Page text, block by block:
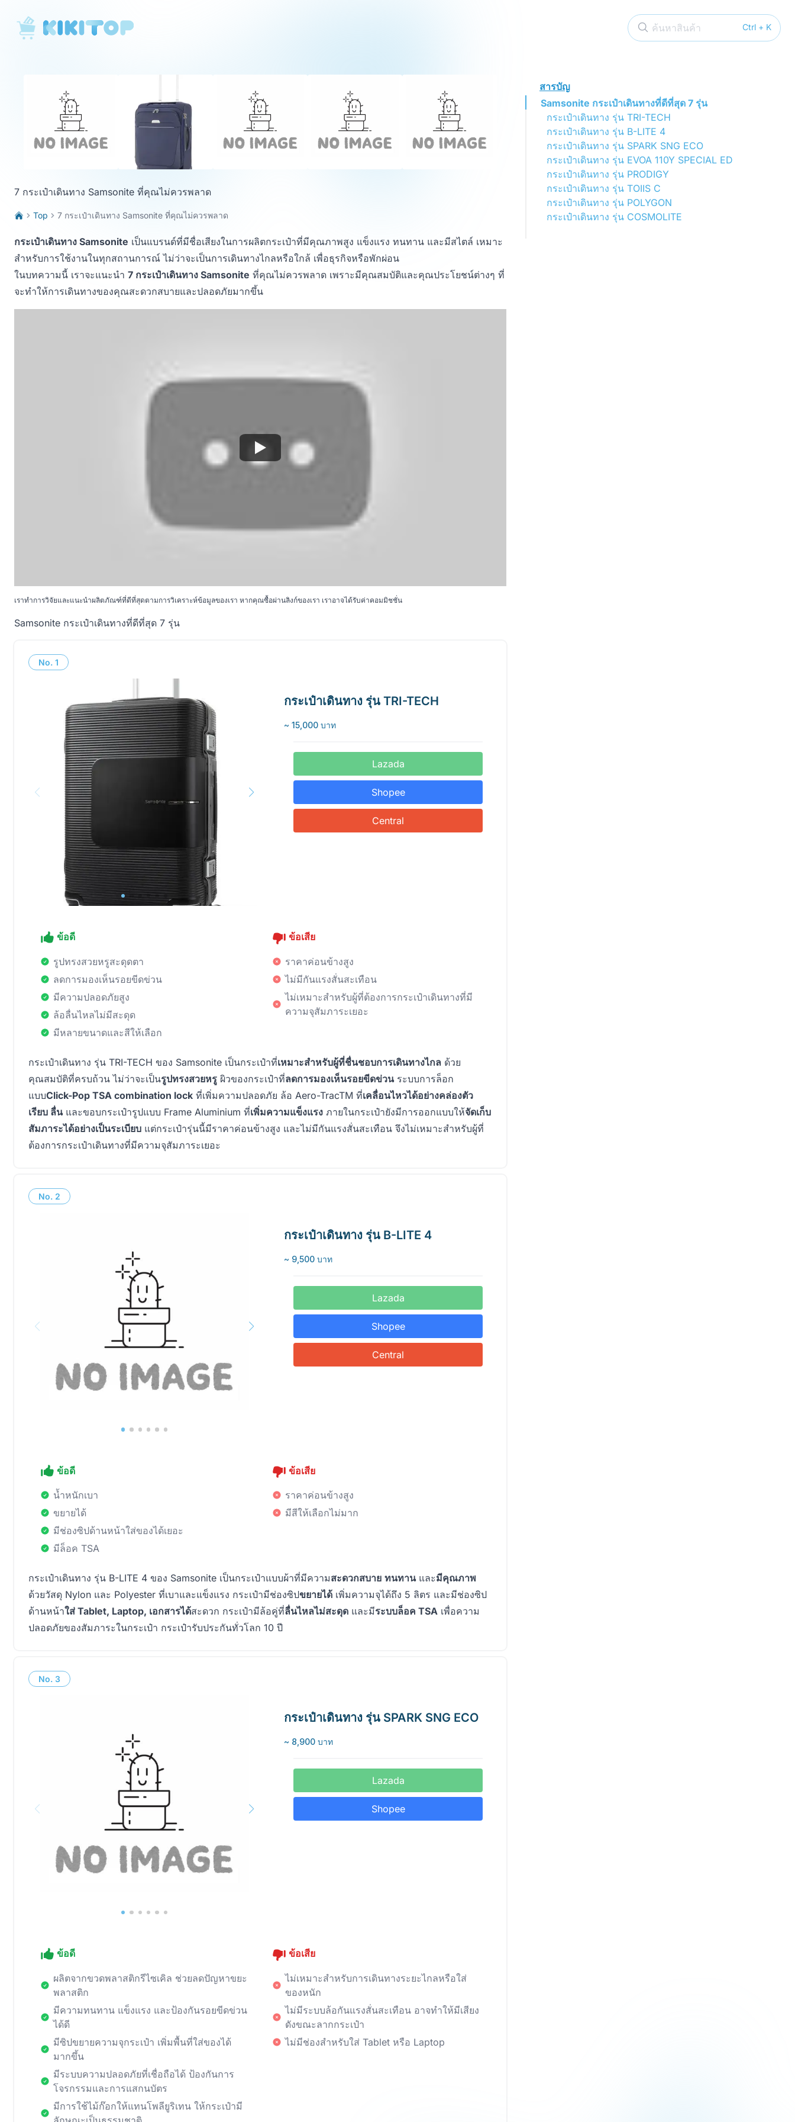
KikiTop Ctrl + K
ค้นหาสินค้า
7 กระเป๋าเดินทาง Samsonite ที่คุณไม่ควรพลาด
Top 7 กระเป๋าเดินทาง Samsonite ที่คุณไม่ควรพลาด
กระเป๋าเดินทาง Samsonite เป็นแบรนด์ที่มีชื่อเสียงในการผลิตกระเป๋าที่มีคุณภาพสูง แข็งแรง ทนทาน และมีสไตล์ เหมาะ
สำหรับการใช้งานในทุกสถานการณ์ ไม่ว่าจะเป็นการเดินทางไกลหรือใกล้ เพื่อธุรกิจหรือพักผ่อน
ในบทความนี้ เราจะแนะนำ 7 กระเป๋าเดินทาง Samsonite ที่คุณไม่ควรพลาด เพราะมีคุณสมบัติและคุณประโยชน์ต่างๆ ที่
จะทำให้การเดินทางของคุณสะดวกสบายและปลอดภัยมากขึ้น
เราทำการวิจัยและแนะนำผลิตภัณฑ์ที่ดีที่สุดตามการวิเคราะห์ข้อมูลของเรา หากคุณซื้อผ่านลิงก์ของเรา เราอาจได้รับค่าคอมมิชชั่น
Samsonite กระเป๋าเดินทางที่ดีที่สุด 7 รุ่น
No. 1
กระเป๋าเดินทาง รุ่น TRI-TECH
~ 15,000 บาท
Lazada
Shopee
Central
ข้อดี
รูปทรงสวยหรูสะดุดตา
ลดการมองเห็นรอยขีดข่วน
มีความปลอดภัยสูง
ล้อลื่นไหลไม่มีสะดุด
มีหลายขนาดและสีให้เลือก
ข้อเสีย
ราคาค่อนข้างสูง
ไม่มีกันแรงสั่นสะเทือน
ไม่เหมาะสำหรับผู้ที่ต้องการกระเป๋าเดินทางที่มี
ความจุสัมภาระเยอะ
กระเป๋าเดินทาง รุ่น TRI-TECH ของ Samsonite เป็นกระเป๋าที่เหมาะสำหรับผู้ที่ชื่นชอบการเดินทางไกล ด้วย
คุณสมบัติที่ครบถ้วน ไม่ว่าจะเป็นรูปทรงสวยหรู ผิวของกระเป๋าที่ลดการมองเห็นรอยขีดข่วนระบบการล็อก
แบบClick-Pop TSA combination lock ที่เพิ่มความปลอดภัย ล้อ Aero-TracTM ที่เคลื่อนไหวได้อย่างคล่องตัว
เรียบ ลื่นและขอบกระเป๋ารูปแบบ Frame Aluminium ที่เพิ่มความแข็งแรง ภายในกระเป๋ายังมีการออกแบบให้จัดเก็บ
สัมภาระได้อย่างเป็นระเบียบ แต่กระเป๋ารุ่นนี้มีราคาค่อนข้างสูง และไม่มีกันแรงสั่นสะเทือน จึงไม่เหมาะสำหรับผู้ที่
ต้องการกระเป๋าเดินทางที่มีความจุสัมภาระเยอะ
No. 2
กระเป๋าเดินทาง รุ่น B-LITE 4
~ 9,500 บาท
Lazada
Shopee
Central
ข้อดี
น้ำหนักเบา
ขยายได้
มีช่องซิปด้านหน้าใส่ของได้เยอะ
มีล็อค TSA
ข้อเสีย
ราคาค่อนข้างสูง
มีสีให้เลือกไม่มาก
กระเป๋าเดินทาง รุ่น B-LITE 4 ของ Samsonite เป็นกระเป๋าแบบผ้าที่มีความสะดวกสบาย ทนทานและมีคุณภาพ
ด้วยวัสดุ Nylon และ Polyester ที่เบาและแข็งแรง กระเป๋ามีช่องซิปขยายได้ เพิ่มความจุได้ถึง 5 ลิตร และมีช่องซิป
ด้านหน้าใส่ Tablet, Laptop, เอกสารได้สะดวก กระเป๋ามีล้อคู่ที่ลื่นไหลไม่สะดุด และมีระบบล็อค TSA เพื่อความ
ปลอดภัยของสัมภาระในกระเป๋า กระเป๋ารับประกันทั่วโลก 10 ปี
No. 3
กระเป๋าเดินทาง รุ่น SPARK SNG ECO
~ 8,900 บาท
Lazada
Shopee
ข้อดี
ผลิตจากขวดพลาสติกรีไซเคิล ช่วยลดปัญหาขยะ
พลาสติก
มีความทนทาน แข็งแรง และป้องกันรอยขีดข่วน
ได้ดี
มีซิปขยายความจุกระเป๋า เพิ่มพื้นที่ใส่ของได้
มากขึ้น
มีระบบความปลอดภัยที่เชื่อถือได้ ป้องกันการ
โจรกรรมและการแสกนบัตร
มีการใช้ไม้ก๊อกให้แทนโพลียูริเทน ให้กระเป๋ามี
ข้อเสีย
ไม่เหมาะสำหรับการเดินทางระยะไกลหรือใส่
ของหนัก
ไม่มีระบบล้อกันแรงสั่นสะเทือน อาจทำให้มีเสียง
ดังขณะลากกระเป๋า
ไม่มีช่องสำหรับใส่ Tablet หรือ Laptop
สารบัญ
Samsonite กระเป๋าเดินทางที่ดีที่สุด 7 รุ่น
กระเป๋าเดินทาง รุ่น TRI-TECH
กระเป๋าเดินทาง รุ่น B-LITE 4
กระเป๋าเดินทาง รุ่น SPARK SNG ECO
กระเป๋าเดินทาง รุ่น EVOA 110Y SPECIAL ED
กระเป๋าเดินทาง รุ่น PRODIGY
กระเป๋าเดินทาง รุ่น TOIIS C
กระเป๋าเดินทาง รุ่น POLYGON
กระเป๋าเดินทาง รุ่น COSMOLITE